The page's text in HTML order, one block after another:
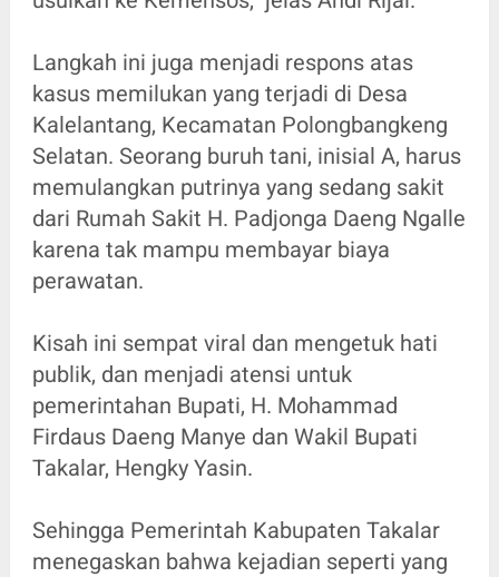
Langkah ini juga menjadi respons atas
kasus memilukan yang terjadi di Desa
Kalelantang, Kecamatan Polongbangkeng
Selatan. Seorang buruh tani, inisial A, harus
memulangkan putrinya yang sedang sakit
dari Rumah Sakit H. Padjonga Daeng Ngalle
karena tak mampu membayar biaya
perawatan.
Kisah ini sempat viral dan mengetuk hati
publik, dan menjadi atensi untuk
pemerintahan Bupati, H. Mohammad
Firdaus Daeng Manye dan Wakil Bupati
Takalar, Hengky Yasin.
Sehingga Pemerintah Kabupaten Takalar
menegaskan bahwa kejadian seperti yang